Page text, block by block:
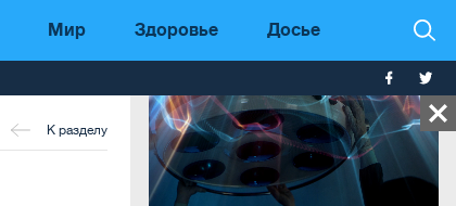
Мир Здоровье Досье
К разделу